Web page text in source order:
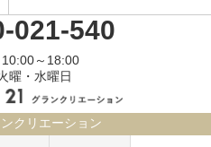
021-540
～18:00
曜・水曜日
クリエーション